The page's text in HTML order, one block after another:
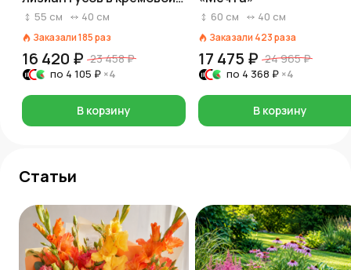
пленке
55 см 40 см
Заказали185раз
16 420 ₽ 23 458 ₽
по 4 105 ₽ ×4
В корзину
60 см 40 см
Заказали 423раза
17 475 ₽ 24 965 ₽
по 4 368 ₽ ×4
В корзину
Статьи